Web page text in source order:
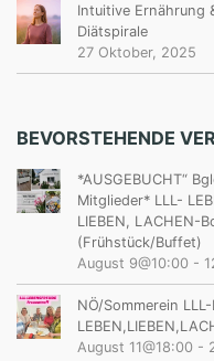
Intuitive Ernährung
Diätspirale
27 Oktober, 2025
BEVORSTEHENDE
*AUSGEBUCHT“
Mitglieder* LLL-
LIEBEN, LACHEN-
(Frühstück/Buffet)
August 9@10:00 -
NÖ/Sommerein
August 11@18:00 -